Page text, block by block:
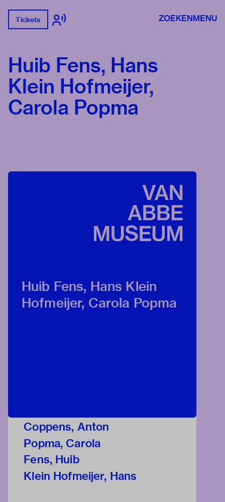
Tickets ZOEKENMENU
Huib Fens, Hans
Klein Hofmeijer,
Carola Popma
Huib Fens, Hans Klein
Hofmeijer, Carola Popma
Coppens, Anton
Popma, Carola
Fens, Huib
Klein Hofmeijer, Hans